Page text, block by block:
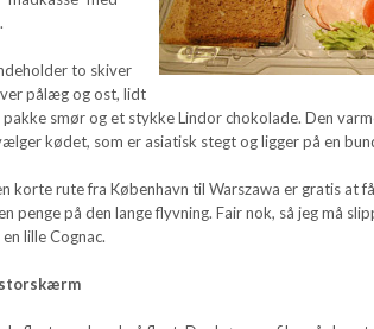
to skiver
pålæg og ost, lidt
smør og et stykke Lindor chokolade. Den
kødet, som er asiatisk stegt og ligger på en
korte rute fra København til Warszawa er gratis at
penge på den lange flyvning. Fair nok, så jeg må
lille Cognac.
storskærm